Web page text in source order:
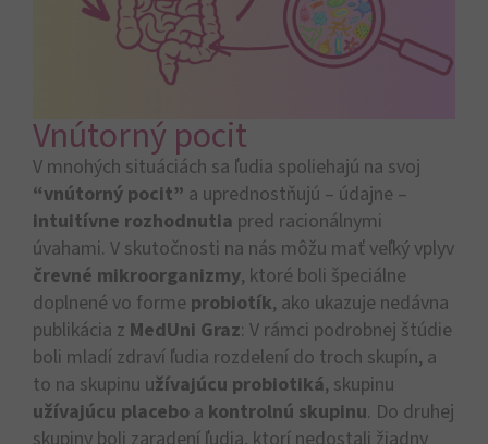
Vnútorný pocit
V mnohých situáciách sa ľudia spoliehajú na svoj
“vnútorný pocit” a uprednostňujú – údajne –
intuitívne rozhodnutia pred racionálnymi
úvahami. V skutočnosti na nás môžu mať veľký vplyv
črevné mikroorganizmy, ktoré boli špeciálne
doplnené vo forme probiotík, ako ukazuje nedávna
publikácia z MedUni Graz: V rámci podrobnej štúdie
boli mladí zdraví ľudia rozdelení do troch skupín, a
to na skupinu užívajúcu probiotiká, skupinu
užívajúcu placebo a kontrolnú skupinu. Do druhej